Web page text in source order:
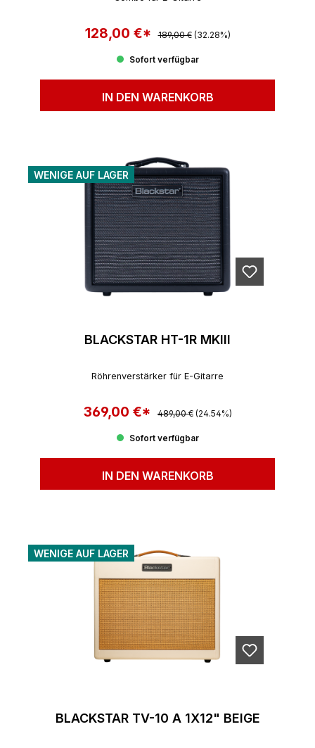
Verkaufspreis:
128,00 €* Regulärer Preis:
189,00 € (32.28%)
Sofort verfügbar
IN DEN WARENKORB
WENIGE AUF LAGER
BLACKSTAR HT-1R MKIII
Röhrenverstärker für E-Gitarre
Verkaufspreis:
369,00 €* Regulärer Preis:
489,00 € (24.54%)
Sofort verfügbar
IN DEN WARENKORB
WENIGE AUF LAGER
BLACKSTAR TV-10 A 1X12" BEIGE